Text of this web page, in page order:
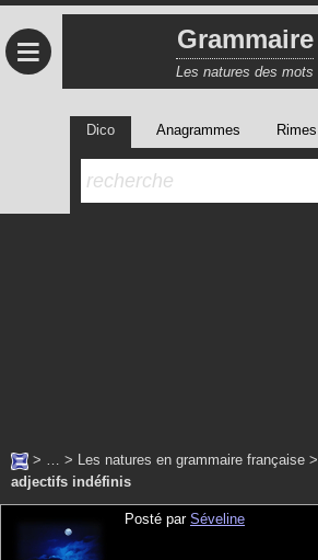
≡ Grammaire
Les natures des mots
Dico Anagrammes Rimes
> … > Les natures en grammaire française >
adjectifs indéfinis
Posté par Séveline